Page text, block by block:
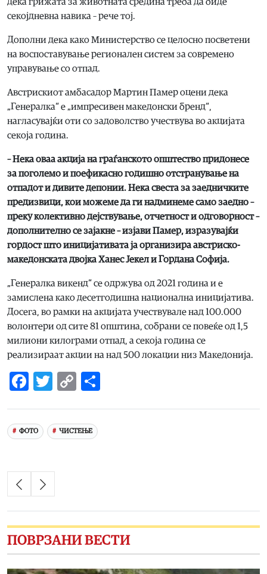
секојдневна навика – рече тој.
Дополни дека како Mинистерство се целосно посветени
на воспоставување регионален систем за современо
управување со отпад.
Австрискиот амбасадор Мартин Памер оцени дека
„Генералка“ е „импресивен македонски бренд“,
нагласувајќи оти со задоволство учествува во акцијата
секоја година.
– Нека оваа акција на граѓанското општество придонесе
за поголемо и поефикасно годишно отстранување на
отпадот и дивите депонии. Нека свеста за заедничките
предизвици, кои можеме да ги надминеме само заедно –
преку колективно дејствување, отчетност и одговорност –
дополнително се зајакне – изјави Памер, изразувајќи
гордост што иницијативата ја организира австриско-
македонската двојка Ханес Јекел и Гордана Софија.
„Генералка викенд“ се одржува од 2021 година и е
замислена како десетгодишна национална иницијатива.
Досега, во рамки на акцијата учествувале над 100.000
волонтери од сите 81 општина, собрани се повеќе од 1,5
милиони килограми отпад, а секоја година се
реализираат акции на над 500 локации низ Македонија.
Facebook
Twitter
Copy
ФОТО ЧИСТЕЊЕ
ПОВРЗАНИ ВЕСТИ